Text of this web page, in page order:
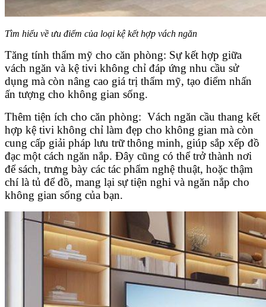
Tìm hiểu về ưu điểm của loại kệ kết hợp vách ngăn
Tăng tính thẩm mỹ cho căn phòng: Sự kết hợp giữa
vách ngăn và kệ tivi không chỉ đáp ứng nhu cầu sử
dụng mà còn nâng cao giá trị thẩm mỹ, tạo điểm nhấn
ấn tượng cho không gian sống.
Thêm tiện ích cho căn phòng: Vách ngăn cầu thang kết
hợp kệ tivi không chỉ làm đẹp cho không gian mà còn
cung cấp giải pháp lưu trữ thông minh, giúp sắp xếp đồ
đạc một cách ngăn nắp. Đây cũng có thể trở thành nơi
để sách, trưng bày các tác phẩm nghệ thuật, hoặc thậm
chí là tủ để đồ, mang lại sự tiện nghi và ngăn nắp cho
không gian sống của bạn.